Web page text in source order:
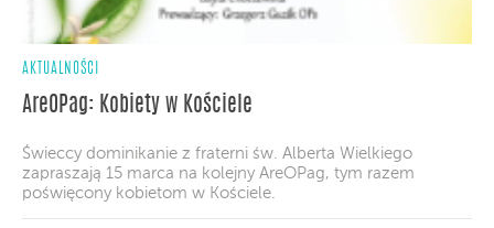
AKTUALNOŚCI
AreOPag: Kobiety w Kościele
Świeccy dominikanie z fraterni św. Alberta Wielkiego
zapraszają 15 marca na kolejny AreOPag, tym razem
poświęcony kobietom w Kościele.